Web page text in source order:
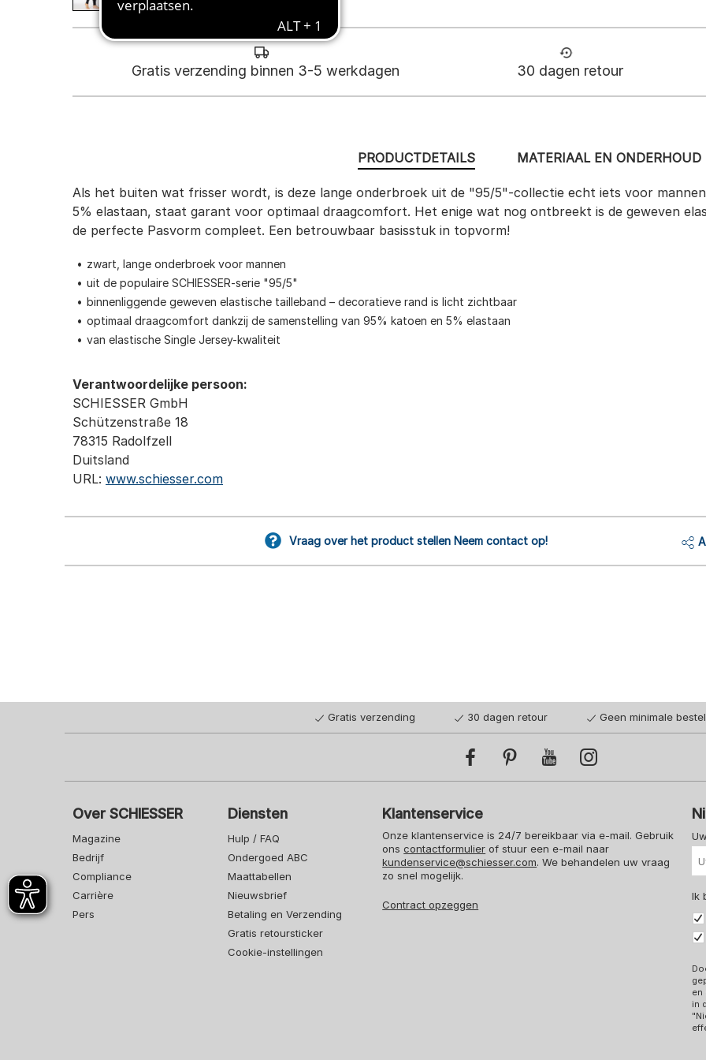
Gratis verzending binnen 3-5 werkdagen 30 dagen retour
PRODUCTDETAILS
Als het buiten wat frisser wordt, is deze lange onderbroek uit de "95/5"-collectie echt iets voor
5% elastaan, staat garant voor optimaal draagcomfort. Het enige wat nog ontbreekt is de geweven
de perfecte Pasvorm compleet. Een betrouwbaar basisstuk in topvorm!
zwart, lange onderbroek voor mannen
uit de populaire SCHIESSER-serie "95/5"
binnenliggende geweven elastische tailleband – decoratieve rand is licht zichtbaar
optimaal draagcomfort dankzij de samenstelling van 95% katoen en 5% elastaan
van elastische Single Jersey-kwaliteit
Verantwoordelijke persoon:
SCHIESSER GmbH
Schützenstraße 18
78315 Radolfzell
Duitsland
URL: www.schiesser.com
MATERIAAL EN ONDERHOUD
Vraag over het product stellen Neem contact op!
Gratis verzending 30 dagen retour Geen minimale
Over SCHIESSER
Magazine
Bedrijf
Compliance
Carrière
Pers
Diensten
Hulp / FAQ
Ondergoed ABC
Maattabellen
Nieuwsbrief
Betaling en Verzending
Gratis retoursticker
Cookie-instellingen
Klantenservice
Onze klantenservice is 24/7 bereikbaar via e-mail. Gebruik
onscontactformulier of stuur een e-mail naar
kundenservice@schiesser.com. We behandelen uw vraag
zo snel mogelijk.
Contract opzeggen
Ik
en
in